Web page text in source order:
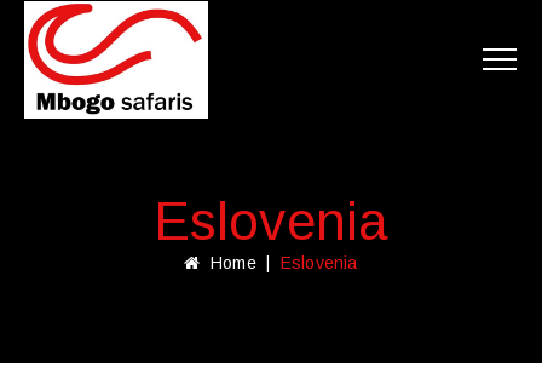
Eslovenia
Home| Eslovenia